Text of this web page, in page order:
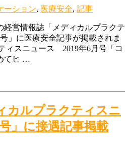
ーション, 医療安全, 記事
経営情報誌「メディカルプラクテ
」に医療安全記事が掲載されま
ィスニュース 2019年6月号「コ
てヒ …
カルプラクティスニ
」に接遇記事掲載